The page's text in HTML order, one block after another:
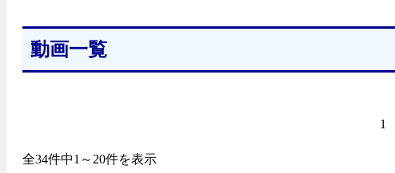
動画一覧
1
全34件中1～20件を表示